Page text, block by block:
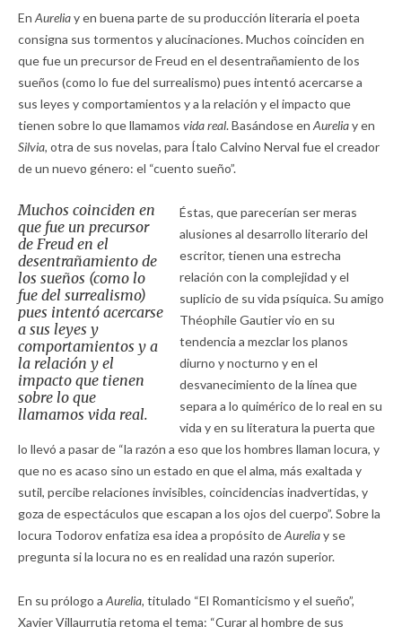
En Aureliay en buena parte de su producción literaria el poeta
consigna sus tormentos y alucinaciones. Muchos coinciden en
que fue un precursor de Freud en el desentrañamiento de los
sueños (como lo fue del surrealismo) pues intentó acercarse a
sus leyes y comportamientos y a la relación y el impacto que
tienen sobre lo que llamamos vida real. Basándose en Aureliay en
Silvia, otra de sus novelas, para Ítalo Calvino Nerval fue el creador
de un nuevo género: el “cuento sueño”.
Muchos coinciden en
que fue un precursor
de Freud en el
desentrañamiento de
los sueños (como lo
fue del surrealismo)
pues intentó acercarse
a sus leyes y
comportamientos y a
la relación y el
impacto que tienen
sobre lo que
llamamos vida real.
Éstas, que parecerían ser meras
alusiones al desarrollo literario del
escritor, tienen una estrecha
relación con la complejidad y el
suplicio de su vida psíquica. Su amigo
Théophile Gautier vio en su
tendencia a mezclar los planos
diurno y nocturno y en el
desvanecimiento de la línea que
separa a lo quimérico de lo real en su
vida y en su literatura la puerta que
lo llevó a pasar de “la razón a eso que los hombres llaman locura, y
que no es acaso sino un estado en que el alma, más exaltada y
sutil, percibe relaciones invisibles, coincidencias inadvertidas, y
goza de espectáculos que escapan a los ojos del cuerpo”. Sobre la
locura Todorov enfatiza esa idea a propósito deAureliay se
pregunta si la locura no es en realidad una razón superior.
En su prólogo a Aurelia, titulado “El Romanticismo y el sueño”,
Xavier Villaurrutia retoma el tema: “Curar al hombre de sus